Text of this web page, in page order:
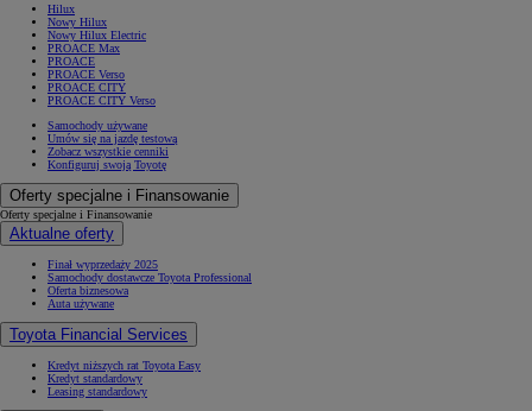
Hilux
Nowy Hilux
Nowy Hilux Electric
PROACE Max
PROACE
PROACE Verso
PROACE CITY
PROACE CITY Verso
Samochody używane
Umów się na jazdę testową
Zobacz wszystkie cenniki
Konfiguruj swoją Toyotę
Oferty specjalne i Finansowanie
Oferty specjalne i Finansowanie
Aktualne oferty
Finał wyprzedaży 2025
Samochody dostawcze Toyota Professional
Oferta biznesowa
Auta używane
Toyota Financial Services
Kredyt niższych rat Toyota Easy
Kredyt standardowy
Leasing standardowy